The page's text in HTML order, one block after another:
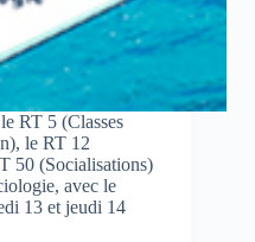
RT 5 (Classes
le RT 12
50 (Socialisations)
avec le
13 et jeudi 14